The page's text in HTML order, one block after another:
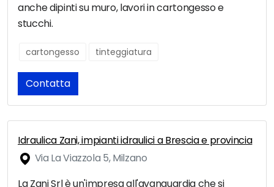
anche dipinti su muro, lavori in cartongesso e
stucchi.
cartongesso tinteggiatura
Contatta
Idraulica Zani, impianti idraulici a Brescia e provincia
Via La Viazzola 5, Milzano
La Zani Srl è un'impresa all'avanguardia che si